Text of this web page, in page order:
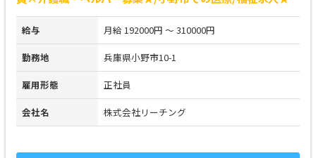
給与 月給 192000円 ～ 310000円
勤務地 兵庫県小野市10-1
雇用形態 正社員
会社名 株式会社リーチング